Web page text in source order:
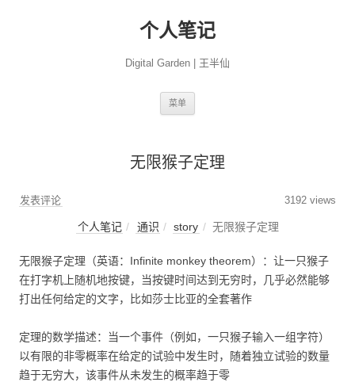
个人笔记
Digital Garden | 王半仙
菜单
无限猴子定理
发表评论 3192 views
个人笔记 通识 story 无限猴子定理
无限猴子定理（英语：Infinite monkey theorem）：让一只猴子
在打字机上随机地按键，当按键时间达到无穷时，几乎必然能够
打出任何给定的文字，比如莎士比亚的全套著作
定理的数学描述：当一个事件（例如，一只猴子输入一组字符）
以有限的非零概率在给定的试验中发生时，随着独立试验的数量
趋于无穷大，该事件从未发生的概率趋于零